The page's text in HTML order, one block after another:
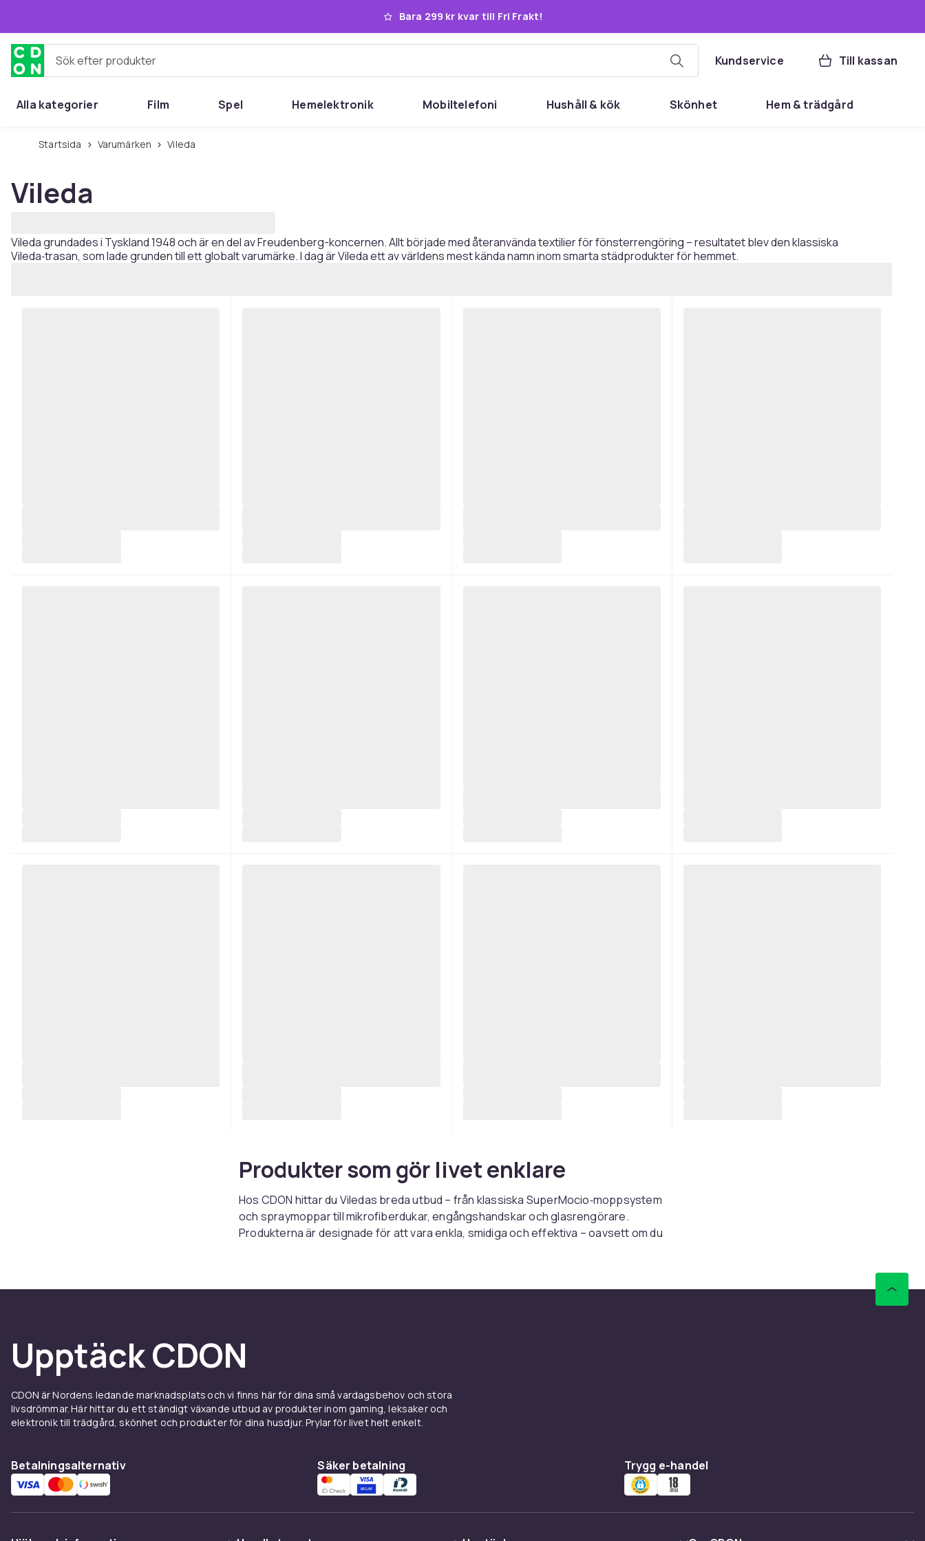
Bara 299 kr kvar till Fri Frakt!
Sök efter produkter Kundservice Till kassan
Alla kategorier Film Spel Hemelektronik Mobiltelefoni Hushåll & kök Skönhet Hem & trädgård
Startsida Varumärken Vileda
Vileda
Vileda grundades i Tyskland 1948 och är en del av Freudenberg-koncernen. Allt började med återanvända textilier för fönsterrengöring – resultatet blev den klassiska
Vileda‑trasan, som lade grunden till ett globalt varumärke. I dag är Vileda ett av världens mest kända namn inom smarta städprodukter för hemmet.
Produkter som gör livet enklare
Hos CDON hittar du Viledas breda utbud – från klassiska SuperMocio‑moppsystem
och spraymoppar till mikrofiberdukar, engångshandskar och glasrengörare.
Produkterna är designade för att vara enkla, smidiga och effektiva – oavsett om du
Teknik, kvalitet och innovation i fokus
konstruktioner och ergonomisk design gör att städningen går snabbare och blir
mindre ansträngande, samtidigt som produkterna håller länge.
Hållbarhet och ansvar
Vileda arbetar aktivt med att minska sin miljöpåverkan genom att använda
som kan användas om och om igen. Det är ett varumärke som tar ansvar – både för
dig och för miljön.
För hemmet och din trygghet
Upptäck CDON
CDON är Nordens ledande marknadsplats och vi finns här för dina små vardagsbehov och stora
livsdrömmar. Här hittar du ett ständigt växande utbud av produkter inom gaming, leksaker och
elektronik till trädgård, skönhet och produkter för dina husdjur. Prylar för livet helt enkelt.
Betalningsalternativ Säker betalning Trygg e-handel